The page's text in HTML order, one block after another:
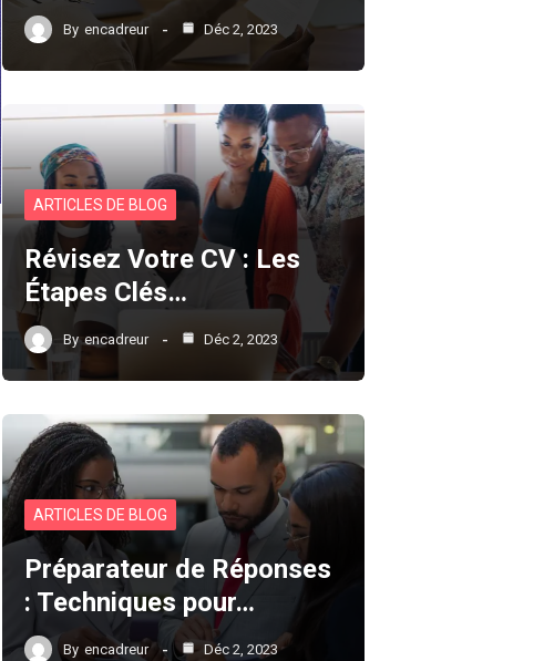
By encadreur Déc 2, 2023
ARTICLES DE BLOG
Révisez Votre CV : Les
Étapes Clés…
By encadreur Déc 2, 2023
ARTICLES DE BLOG
Préparateur de Réponses
: Techniques pour…
By encadreur Déc 2, 2023